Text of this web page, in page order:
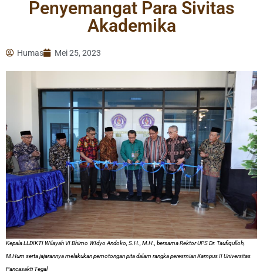
Penyemangat Para Sivitas
Akademika
Humas Mei 25, 2023
Kepala LLDIKTI Wilayah VI Bhimo WIdyo Andoko, S.H., M.H., bersama Rektor UPS Dr. Taufiqulloh,
M.Hum serta jajarannya melakukan pemotongan pita dalam rangka peresmian Kampus II Universitas
Pancasakti Tegal